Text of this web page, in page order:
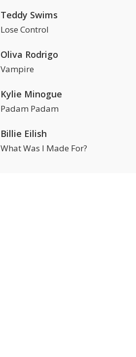
Teddy Swims
Lose Control
Oliva Rodrigo
Vampire
Kylie Minogue
Padam Padam
Billie Eilish
What Was I Made For?